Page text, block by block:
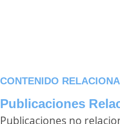
CONTENIDO
Publicaciones
Publicaciones no